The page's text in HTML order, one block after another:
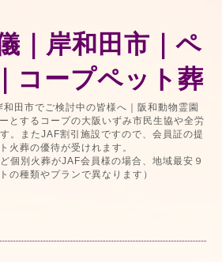
｜岸和田市｜ペ
コープペット葬
田市でご検討中の皆様へ｜阪和動物霊園
とするコープの大阪いずみ市民生協や全労
。またJAF割引施設ですので、会員証の提
火葬の優待が受けれます。
個別火葬がJAF会員様の場合、地域最安９
の種類やプランで異なります）